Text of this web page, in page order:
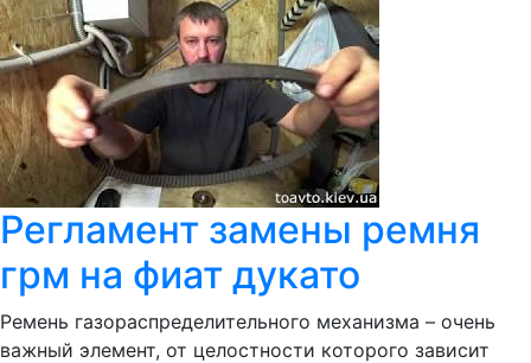
Регламент замены ремня
грм на фиат дукато
Ремень газораспределительного механизма – очень
важный элемент, от целостности которого зависит